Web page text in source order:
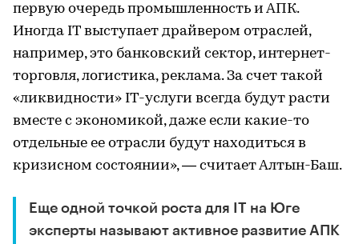
первую очередь промышленность и АПК.
Иногда IT выступает драйвером отраслей,
например, это банковский сектор, интернет-
торговля, логистика, реклама. За счет такой
«ликвидности» IT-услуги всегда будут расти
вместе с экономикой, даже если какие-то
отдельные ее отрасли будут находиться в
кризисном состоянии», — считает Алтын-Баш.
Еще одной точкой роста для IT на Юге
эксперты называют активное развитие АПК